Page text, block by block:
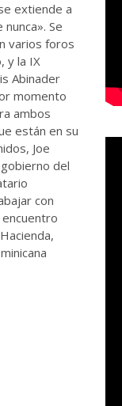
extiende a
Se
varios foros
y la IX
Abinader
momento
ambos
están en su
Joe
del
con